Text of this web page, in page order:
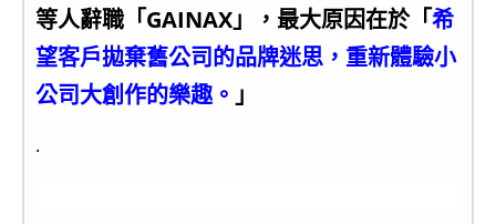
等人辭職「GAINAX」，最大原因在於「希
望客戶拋棄舊公司的品牌迷思，重新體驗小
公司大創作的樂趣。 」
.